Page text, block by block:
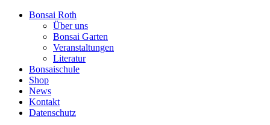
Bonsai Roth
Über uns
Bonsai Garten
Veranstaltungen
Literatur
Bonsaischule
Shop
News
Kontakt
Datenschutz